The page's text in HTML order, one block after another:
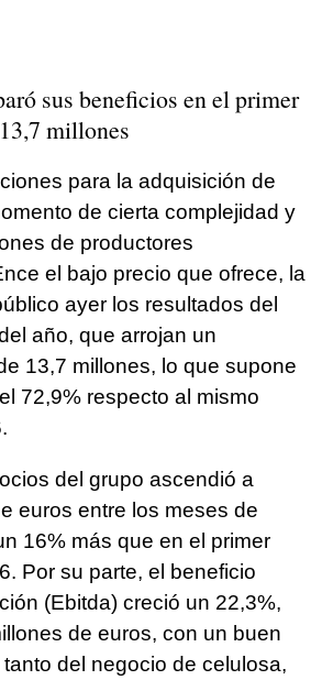
sus beneficios en el primer
millones
para la adquisición de
de cierta complejidad y
de productores
el bajo precio que ofrece, la
ayer los resultados del
año, que arrojan un
13,7 millones, lo que supone
72,9% respecto al mismo
del grupo ascendió a
euros entre los meses de
16% más que en el primer
Por su parte, el beneficio
(Ebitda) creció un 22,3%,
de euros, con un buen
del negocio de celulosa,